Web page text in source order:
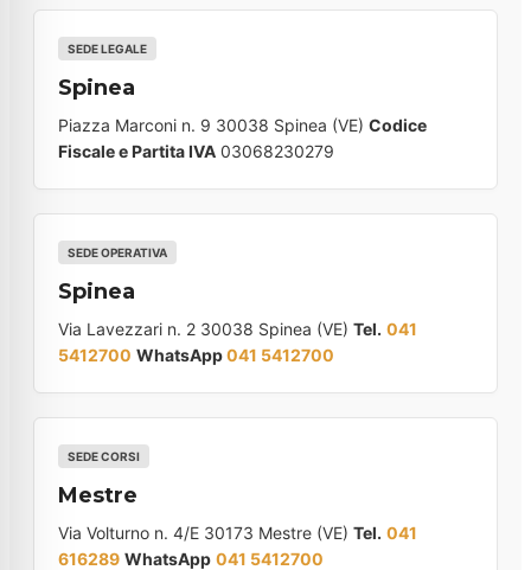
SEDE LEGALE
Spinea
Piazza Marconi n. 9 30038 Spinea (VE) Codice
Fiscale e Partita IVA 03068230279
SEDE OPERATIVA
Spinea
Via Lavezzari n. 2 30038 Spinea (VE) Tel. 041
5412700 WhatsApp041 5412700
SEDE CORSI
Mestre
Via Volturno n. 4/E 30173 Mestre (VE) Tel. 041
616289 WhatsApp 041 5412700